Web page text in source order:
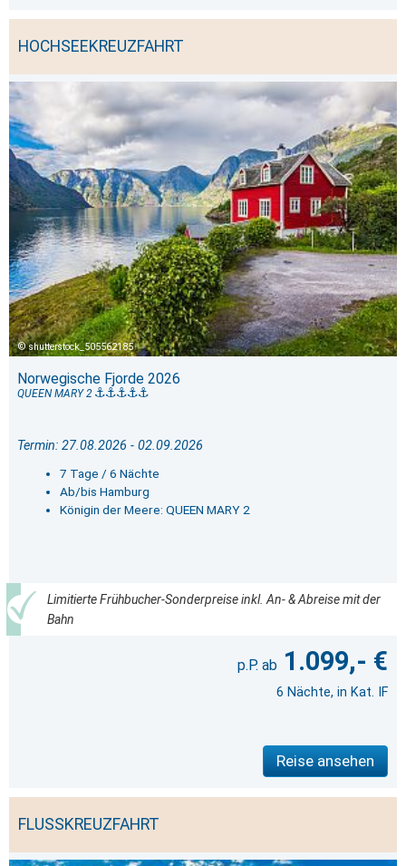
HOCHSEEKREUZFAHRT
shutterstock_505562185
Norwegische Fjorde 2026
QUEEN MARY 2
Termin: 27.08.2026 - 02.09.2026
7 Tage / 6 Nächte
Ab/bis Hamburg
Königin der Meere: QUEEN MARY 2
Limitierte Frühbucher-Sonderpreise inkl. An- & Abreise mit der
Bahn
1.099,- €
6 Nächte, in Kat. IF
Reise ansehen
FLUSSKREUZFAHRT